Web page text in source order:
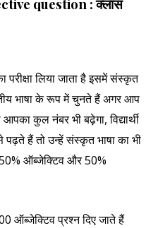
question : क्लास
परीक्षा लिया जाता है इसमें संस्कृत
भाषा के रूप में चुनते हैं अगर आप
कुल नंबर भी बढ़ेगा, विद्यार्थी
हैं तो उन्हें संस्कृत भाषा का भी
50% ऑब्जेक्टिव और 50%
ऑब्जेक्टिव प्रश्न दिए जाते हैं